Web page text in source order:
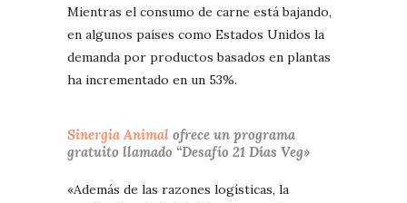
Mientras el consumo de carne está bajando,
en algunos países como Estados Unidos la
demanda por productos basados en plantas
ha incrementado en un 53%.
Sinergia Animal ofrece un programa
gratuito llamado “Desafío 21 Días Veg»
«Además de las razones logísticas, la